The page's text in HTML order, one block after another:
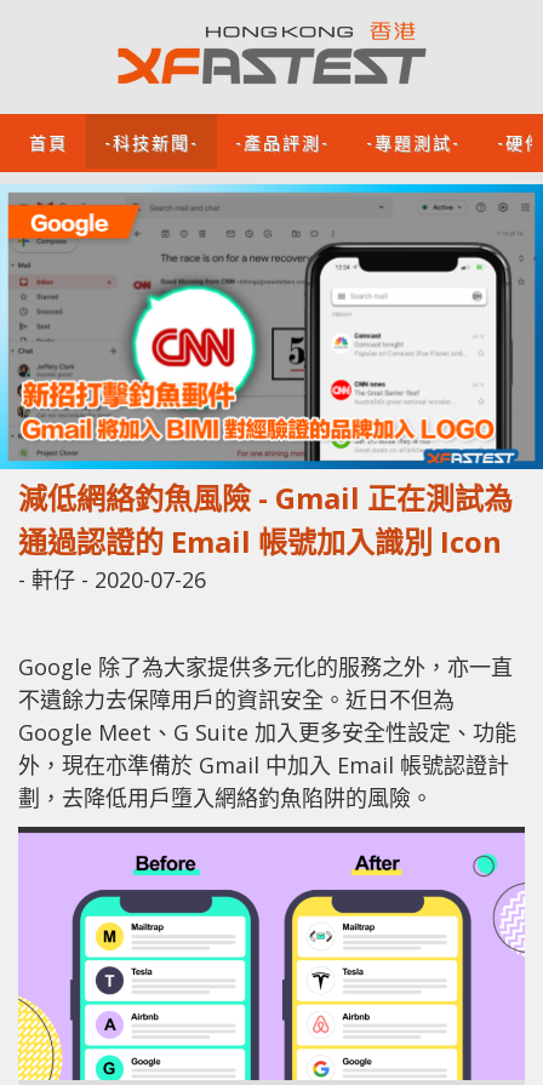
首頁 -科技新聞- -產品評測- -專題測試- -硬
減低網絡釣魚風險 - Gmail 正在測試為
通過認證的 Email 帳號加入識別 Icon
- 軒仔 - 2020-07-26
Google 除了為大家提供多元化的服務之外，亦一直
不遺餘力去保障用戶的資訊安全。近日不但為
Google Meet、G Suite 加入更多安全性設定、功能
外，現在亦準備於 Gmail 中加入 Email 帳號認證計
劃，去降低用戶墮入網絡釣魚陷阱的風險。